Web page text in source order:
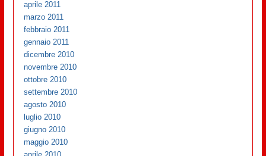
aprile 2011
marzo 2011
febbraio 2011
gennaio 2011
dicembre 2010
novembre 2010
ottobre 2010
settembre 2010
agosto 2010
luglio 2010
giugno 2010
maggio 2010